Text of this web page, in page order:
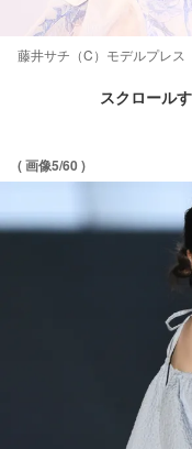
藤井サチ（C）モデルプレス
スクロール
( 画像5/60 )